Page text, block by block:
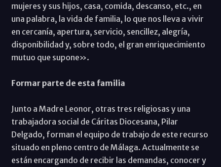
mujeres y sus hijos, casa, comida, descanso, etc., en
una palabra, la vida de familia, lo que nos lleva a vivir
en cercanía, apertura, servicio, sencillez, alegría,
disponibilidad y, sobre todo, el gran enriquecimiento
mutuo que supone».
Formar parte de esta familia
Junto a Madre Leonor, otras tres religiosas y una
trabajadora social de Cáritas Diocesana, Pilar
Delgado, forman el equipo de trabajo de este recurso
situado en pleno centro de Málaga. Actualmente se
están encargando de recibir las demandas, conocer y